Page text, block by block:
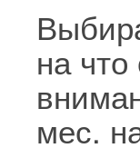
на что
мес.